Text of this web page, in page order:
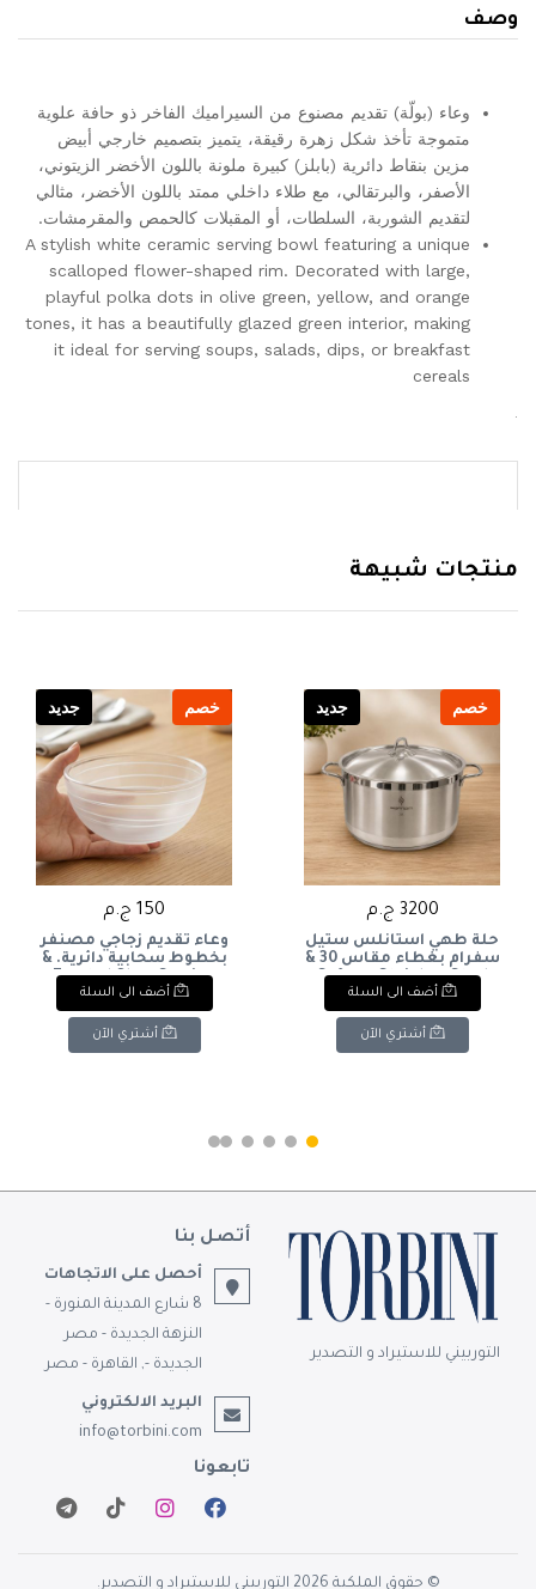
وصف
وعاء (بولّة) تقديم مصنوع من السيراميك الفاخر ذو حافة علوية
متموجة تأخذ شكل زهرة رقيقة، يتميز بتصميم خارجي أبيض
مزين بنقاط دائرية (بابلز) كبيرة ملونة باللون الأخضر الزيتوني،
الأصفر، والبرتقالي، مع طلاء داخلي ممتد باللون الأخضر، مثالي
لتقديم الشوربة، السلطات، أو المقبلات كالحمص والمقرمشات.
A stylish white ceramic serving bowl featuring a unique
scalloped flower-shaped rim. Decorated with large,
playful polka dots in olive green, yellow, and orange
tones, it has a beautifully glazed green interior, making
it ideal for serving soups, salads, dips, or breakfast
cereals
.
منتجات شبيهة
خصم جديد
3200 ج.م
حلة طهي استانلس ستيل
سفرام بغطاء مقاس 30 &
Safram Stainless Steel
Cooking Pot with Lid -
Size 30
أضف الى السلة
أشتري الآن
خصم جديد
150 ج.م
وعاء تقديم زجاجي مصنفر
بخطوط سحابية دائرية. &
Frosted Glass Serving
Bowl with White Swirl
Details.
أضف الى السلة
أشتري الآن
التوربيني للاستيراد و التصدير
أتصل بنا
أحصل على الاتجاهات
8 شارع المدينة المنورة -
النزهة الجديدة - مصر
الجديدة -, القاهرة - مصر
البريد الالكتروني
info@torbini.com
تابعونا
© حقوق الملكية 2026 التوربيني للاستيراد و التصدير.